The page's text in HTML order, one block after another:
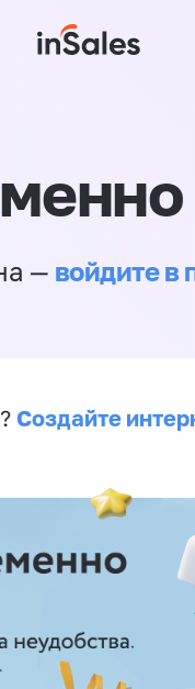
— войдите в
Создайте